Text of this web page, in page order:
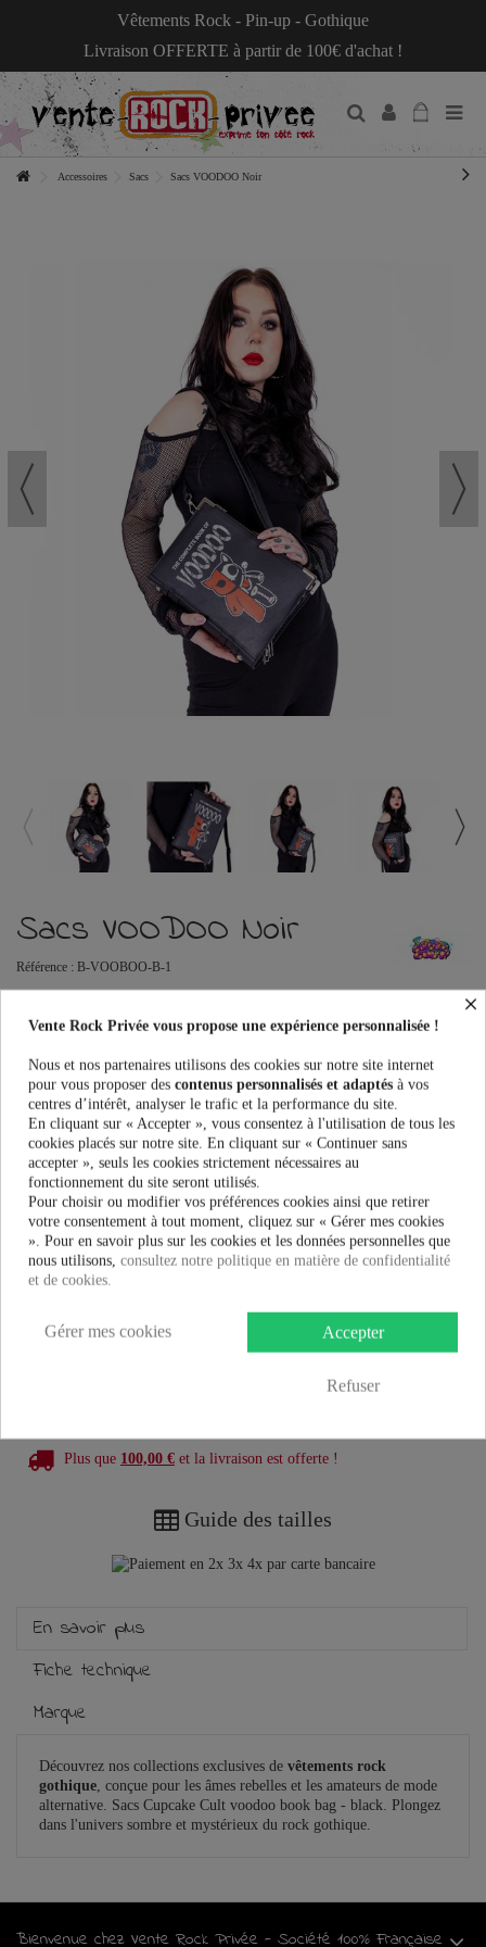
Vêtements Rock - Pin-up - Gothique
Livraison OFFERTE à partir de 100€ d'achat !
Accessoires Sacs Sacs VOODOO Noir
Sacs VOODOO Noir
Référence : B-VOOBOO-B-1
Vente Rock Privée le spécialiste des accessoires Rock, Pinup, Rockabilly,
Taille:
Couleur:
39,99 €
AJOUTER AU PANIER
Plus que 100,00 € et la livraison est offerte !
Guide des tailles
En savoir plus
Fiche technique
Marque
Découvrez nos collections exclusives de vêtements rock
gothique, conçue pour les âmes rebelles et les amateurs de mode
alternative. Sacs Cupcake Cult voodoo book bag - black. Plongez
dans l'univers sombre et mystérieux du rock gothique.
Bienvenue chez Vente Rock Privée - Société 100% Française
×
Vente Rock Privée vous propose une expérience personnalisée !
Nous et nos partenaires utilisons des cookies sur notre site internet
pour vous proposer des contenus personnalisés et adaptés à vos
centres d’intérêt, analyser le trafic et la performance du site.
En cliquant sur « Accepter », vous consentez à l'utilisation de tous les
cookies placés sur notre site. En cliquant sur « Continuer sans
accepter », seuls les cookies strictement nécessaires au
fonctionnement du site seront utilisés.
Pour choisir ou modifier vos préférences cookies ainsi que retirer
votre consentement à tout moment, cliquez sur « Gérer mes cookies
». Pour en savoir plus sur les cookies et les données personnelles que
nous utilisons, consultez notre politique en matière de confidentialité
et de cookies.
Accepter
Refuser
Gérer mes cookies